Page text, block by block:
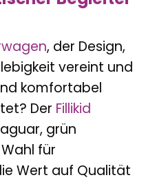
, der Design,
vereint und
komfortabel
Der Fillikid
grün
für
Wert auf Qualität